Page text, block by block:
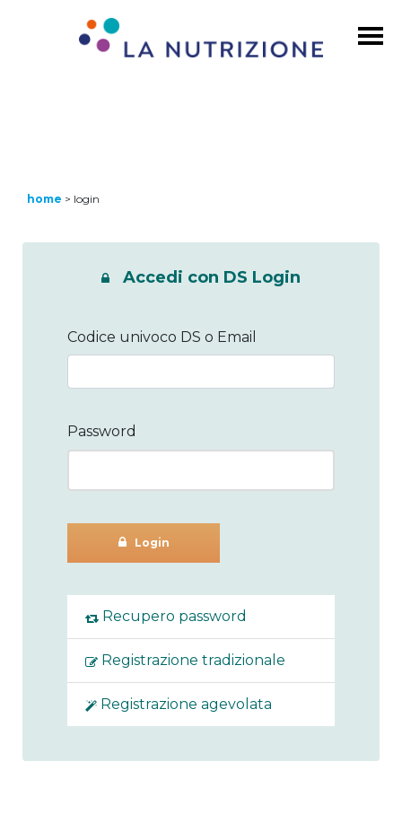
home > login
Accedi con DS Login
Codice univoco DS o Email
Password
Login
Recupero password
Registrazione tradizionale
Registrazione agevolata